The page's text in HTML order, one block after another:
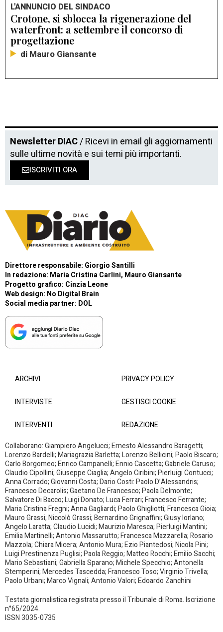
L'ANNUNCIO DEL SINDACO
Crotone, si sblocca la rigenerazione del
waterfront: a settembre il concorso di
progettazione
di Mauro Giansante
Newsletter DIAC/ Ricevi in email gli aggiornamenti
sulle ultime novità e sui temi più importanti.
ISCRIVITI ORA
Direttore responsabile: Giorgio Santilli
In redazione: Maria Cristina Carlini, Mauro Giansante
Progetto grafico: Cinzia Leone
Web design: No Digital Brain
Social media partner: DOL
ARCHIVI
INTERVISTE
INTERVENTI
PRIVACY POLICY
GESTISCI COOKIE
REDAZIONE
Collaborano: Giampiero Angelucci; Ernesto Alessandro Baragetti;
Lorenzo Bardelli; Mariagrazia Barletta; Lorenzo Bellicini; Paolo Biscaro;
Carlo Borgomeo; Enrico Campanelli; Ennio Cascetta; Gabriele Caruso;
Claudio Cipollini; Giuseppe Ciaglia; Angelo Ciribini; Pierluigi Contucci;
Anna Corrado; Giovanni Costa; Dario Costi: Paolo D’Alessandris;
Francesco Decarolis; Gaetano De Francesco; Paola Delmonte;
Salvatore Di Bacco; Luigi Donato; Luca Ferrari; Francesco Ferrante;
Maria Cristina Fregni; Anna Gagliardi; Paolo Ghigliotti; Francesca Gioia;
Mauro Grassi; Niccolò Grassi; Bernardino Grignaffini; Giusy Iorlano;
Angelo Laratta; Claudio Lucidi; Maurizio Maresca; Pierluigi Mantini;
Emilia Martinelli; Antonio Massarutto; Francesca Mazzarella; Rosario
Mazzola; Chiara Micera; Antonio Mura; Ezio Piantedosi; Nicola Pini;
Luigi Prestinenza Puglisi; Paola Reggio; Matteo Rocchi; Emilio Sacchi;
Mario Sebastiani; Gabriella Sparano; Michele Specchio; Antonella
Stemperini; Mercedes Tascedda; Francesco Toso; Virginio Trivella;
Paolo Urbani; Marco Vignali; Antonio Valori; Edoardo Zanchini
Testata giornalistica registrata presso il Tribunale di Roma. Iscrizione
n°65/2024.
ISSN 3035-0735